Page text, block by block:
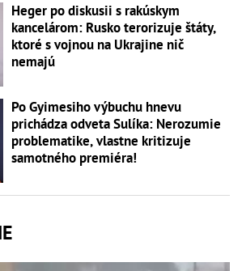
Heger po diskusii s rakúskym
kancelárom: Rusko terorizuje štáty,
ktoré s vojnou na Ukrajine nič
nemajú
Po Gyimesiho výbuchu hnevu
prichádza odveta Sulíka: Nerozumie
problematike, vlastne kritizuje
samotného premiéra!